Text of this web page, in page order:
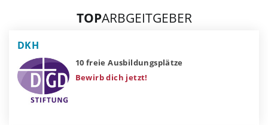
TOPARBGEITGEBER
DKH
10 freie Ausbildungsplätze
Bewirb dich jetzt!